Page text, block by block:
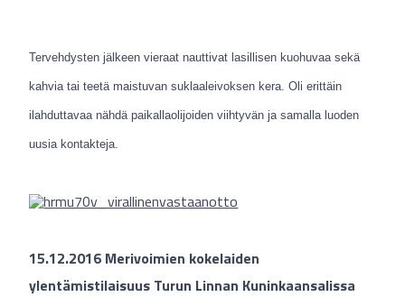
Tervehdysten jälkeen vieraat nauttivat lasillisen kuohuvaa sekä
kahvia tai teetä maistuvan suklaaleivoksen kera. Oli erittäin
ilahduttavaa nähdä paikallaolijoiden viihtyvän ja samalla luoden
uusia kontakteja.
15.12.2016 Merivoimien kokelaiden
ylentämistilaisuus Turun Linnan Kuninkaansalissa